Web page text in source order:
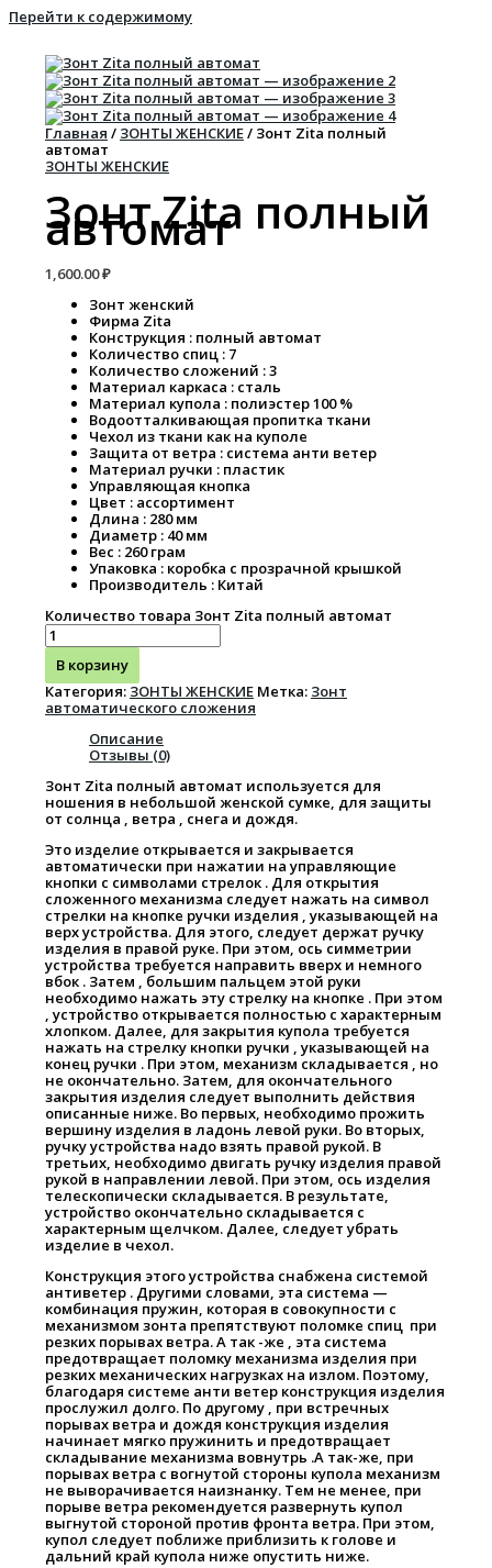
Перейти к содержимому
Главная / ЗОНТЫ ЖЕНСКИЕ/ Зонт Zita полный
автомат
ЗОНТЫ ЖЕНСКИЕ
Зонт Zita полный
автомат
1,600.00₽
Зонт женский
Фирма Zita
Конструкция : полный автомат
Количество спиц : 7
Количество сложений : 3
Материал каркаса : сталь
Материал купола : полиэстер 100 %
Водоотталкивающая пропитка ткани
Чехол из ткани как на куполе
Защита от ветра : система анти ветер
Материал ручки : пластик
Управляющая кнопка
Цвет : ассортимент
Длина : 280 мм
Диаметр : 40 мм
Вес : 260 грам
Упаковка : коробка с прозрачной крышкой
Производитель : Китай
Количество товара Зонт Zita полный автомат
В корзину
Категория: ЗОНТЫ ЖЕНСКИЕ Метка: Зонт
автоматического сложения
Описание
Отзывы (0)
Зонт Zita полный автомат используется для
ношения в небольшой женской сумке, для защиты
от солнца , ветра , снега и дождя.
Это изделие открывается и закрывается
автоматически при нажатии на управляющие
кнопки с символами стрелок . Для открытия
сложенного механизма следует нажать на символ
стрелки на кнопке ручки изделия , указывающей на
верх устройства. Для этого, следует держат ручку
изделия в правой руке. При этом, ось симметрии
устройства требуется направить вверх и немного
вбок . Затем , большим пальцем этой руки
необходимо нажать эту стрелку на кнопке . При этом
, устройство открывается полностью с характерным
хлопком. Далее, для закрытия купола требуется
нажать на стрелку кнопки ручки , указывающей на
конец ручки . При этом, механизм складывается , но
не окончательно. Затем, для окончательного
закрытия изделия следует выполнить действия
описанные ниже. Во первых, необходимо прожить
вершину изделия в ладонь левой руки. Во вторых,
ручку устройства надо взять правой рукой. В
третьих, необходимо двигать ручку изделия правой
рукой в направлении левой. При этом, ось изделия
телескопически складывается. В результате,
устройство окончательно складывается с
характерным щелчком. Далее, следует убрать
изделие в чехол.
Конструкция этого устройства снабжена системой
антиветер . Другими словами, эта система —
комбинация пружин, которая в совокупности с
механизмом зонта препятствуют поломке спиц при
резких порывах ветра. А так -же , эта система
предотвращает поломку механизма изделия при
резких механических нагрузках на излом. Поэтому,
благодаря системе анти ветер конструкция изделия
прослужил долго. По другому , при встречных
порывах ветра и дождя конструкция изделия
начинает мягко пружинить и предотвращает
складывание механизма вовнутрь .А так-же, при
порывах ветра с вогнутой стороны купола механизм
не выворачивается наизнанку. Тем не менее, при
порыве ветра рекомендуется развернуть купол
выгнутой стороной против фронта ветра. При этом,
купол следует поближе приблизить к голове и
дальний край купола ниже опустить ниже.